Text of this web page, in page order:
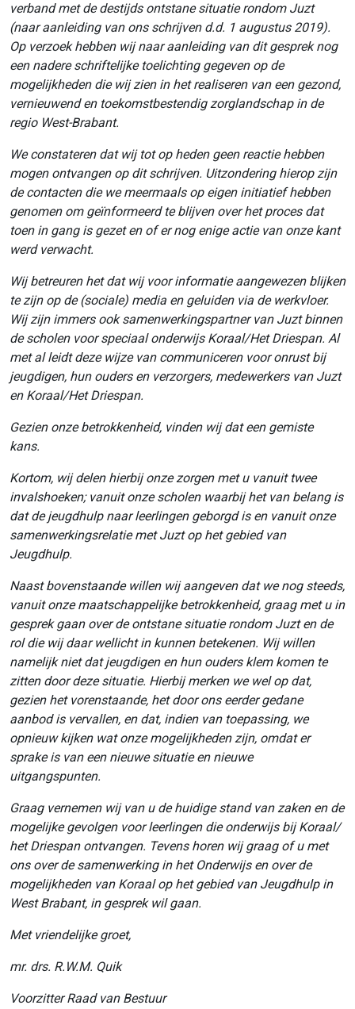
verband met de destijds ontstane situatie rondom Juzt
(naar aanleiding van ons schrijven d.d. 1 augustus 2019).
Op verzoek hebben wij naar aanleiding van dit gesprek nog
een nadere schriftelijke toelichting gegeven op de
mogelijkheden die wij zien in het realiseren van een gezond,
vernieuwend en toekomstbestendig zorglandschap in de
regio West-Brabant.
We constateren dat wij tot op heden geen reactie hebben
mogen ontvangen op dit schrijven. Uitzondering hierop zijn
de contacten die we meermaals op eigen initiatief hebben
genomen om geïnformeerd te blijven over het proces dat
toen in gang is gezet en of er nog enige actie van onze kant
werd verwacht.
Wij betreuren het dat wij voor informatie aangewezen blijken
te zijn op de (sociale) media en geluiden via de werkvloer.
Wij zijn immers ook samenwerkingspartner van Juzt binnen
de scholen voor speciaal onderwijs Koraal/Het Driespan. Al
met al leidt deze wijze van communiceren voor onrust bij
jeugdigen, hun ouders en verzorgers, medewerkers van Juzt
en Koraal/Het Driespan.
Gezien onze betrokkenheid, vinden wij dat een gemiste
kans.
Kortom, wij delen hierbij onze zorgen met u vanuit twee
invalshoeken; vanuit onze scholen waarbij het van belang is
dat de jeugdhulp naar leerlingen geborgd is en vanuit onze
samenwerkingsrelatie met Juzt op het gebied van
Jeugdhulp.
Naast bovenstaande willen wij aangeven dat we nog steeds,
vanuit onze maatschappelijke betrokkenheid, graag met u in
gesprek gaan over de ontstane situatie rondom Juzt en de
rol die wij daar wellicht in kunnen betekenen. Wij willen
namelijk niet dat jeugdigen en hun ouders klem komen te
zitten door deze situatie. Hierbij merken we wel op dat,
gezien het vorenstaande, het door ons eerder gedane
aanbod is vervallen, en dat, indien van toepassing, we
opnieuw kijken wat onze mogelijkheden zijn, omdat er
sprake is van een nieuwe situatie en nieuwe
uitgangspunten.
Graag vernemen wij van u de huidige stand van zaken en de
mogelijke gevolgen voor leerlingen die onderwijs bij Koraal/
het Driespan ontvangen. Tevens horen wij graag of u met
ons over de samenwerking in het Onderwijs en over de
mogelijkheden van Koraal op het gebied van Jeugdhulp in
West Brabant, in gesprek wil gaan.
Met vriendelijke groet,
mr. drs. R.W.M. Quik
Voorzitter Raad van Bestuur